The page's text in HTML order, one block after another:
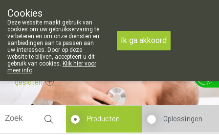
voor de apotheek in Attenhoven: dinsdag gesloten
011/88 14 74
gesloten
Producten Oplossingen
Cookies
Deze website maakt gebruik van
cookies om uw gebruikservaring te
verbeteren en om onze diensten en
aanbiedingen aan te passen aan
uw interesses. Door op deze
website te blijven, accepteert u dit
gebruik van cookies. Klik hier voor
meer info.
Ik ga akkoord